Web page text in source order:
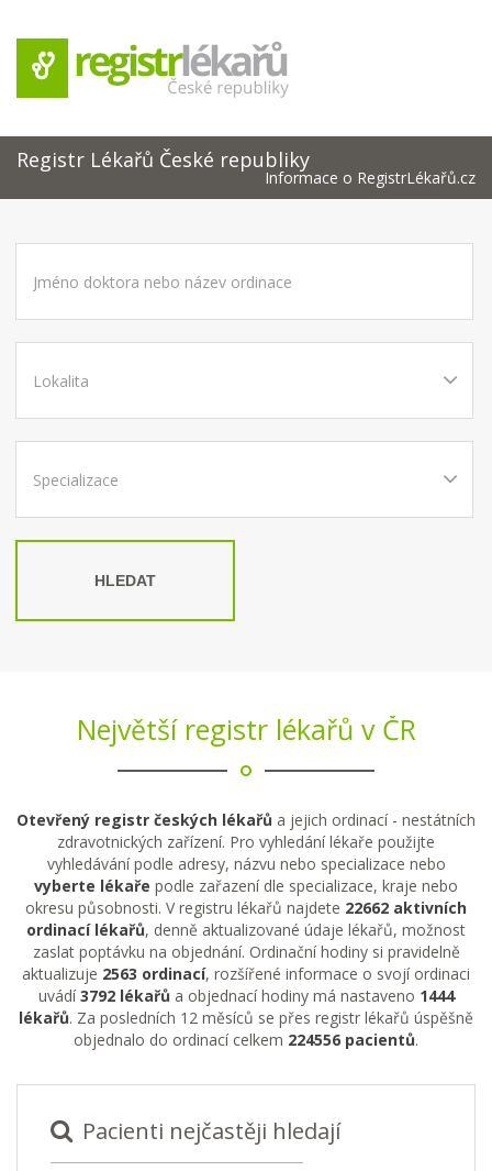
Registr Lékařů České republiky
Informace o RegistrLékařů.cz
HLEDAT
Největší registr lékařů v ČR
Otevřený registr českých lékařů a jejich ordinací - nestátních
zdravotnických zařízení. Pro vyhledání lékaře použijte
vyhledávání podle adresy, názvu nebo specializace nebo
vyberte lékaře podle zařazení dle specializace, kraje nebo
okresu působnosti. V registru lékařů najdete 22662 aktivních
ordinací lékařů, denně aktualizované údaje lékařů, možnost
zaslat poptávku na objednání. Ordinační hodiny si pravidelně
aktualizuje 2563 ordinací, rozšířené informace o svojí ordinaci
uvádí3792 lékařů a objednací hodiny má nastaveno 1444
lékařů. Za posledních 12 měsíců se přes registr lékařů úspěšně
objednalo do ordinací celkem 224556 pacientů.
Pacienti nejčastěji hledají